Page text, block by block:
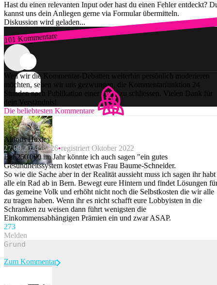
Hast du einen relevanten Input oder hast du einen Fehler entdeckt?
kannst uns dein Anliegen gerne via Formular übermitteln.
Diskussion wird geladen...
101 Kommentare
Zum Login
Weil wir die Kommentar-Debatten weiterhin persönlich moderieren
möchten, sehen wir uns gezwungen, die Kommentarfunktion 24
Stunden nach Publikation einer Story zu schliessen. Vielen Dank für
dein Verständnis!
Die beliebtesten Kommentare
Aldous Huxley
27.09.2024 09:26 registriert Oktober 2022
Bei 250'000 im Jahr könnte ich auch sagen "ein gutes
Gesundheitssystem kostet etwas Frau Baume-Schneider.
So wie die Sache aber in der Realität aussieht muss ich sagen ihr habt
alle ein Rad ab in Bern. Bewegt eure Hintern und findet Lösungen
das gemeine Volk und erhöht nicht noch die Selbstkosten die wir alle
zu tragen haben. Wenn ihr es nicht schafft eure Lobbyisten in die
Schranken zu weisen dann führt wenigsten die
Einkommensabhängigen Prämien ein und zwar ASAP.
273
Melden
Zum Kommentar